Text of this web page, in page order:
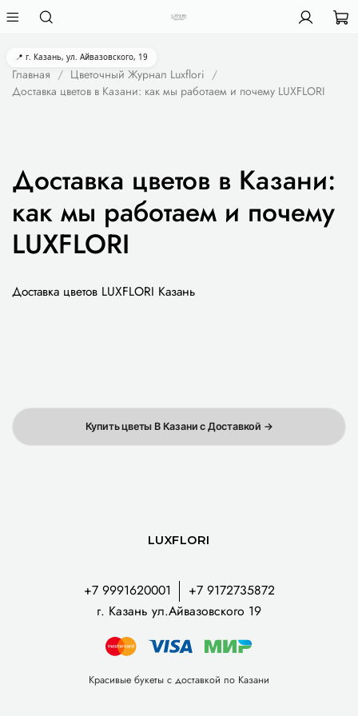
📍 г. Казань, ул. Айвазовского, 19
Главная
Цветочный Журнал Luxflori
Доставка цветов в Казани: как мы работаем и почему LUXFLORI
Доставка цветов в Казани:
как мы работаем и почему
LUXFLORI
Доставка цветов LUXFLORI Казань
Купить цветы В Казани с Доставкой →
+7 9991620001
+7 9172735872
г. Казань ул.Айвазовского 19
LUXFLORI
Красивые букеты с доставкой по Казани